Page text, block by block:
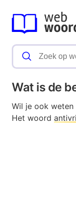
Wat is de
Wil je ook
Het woord